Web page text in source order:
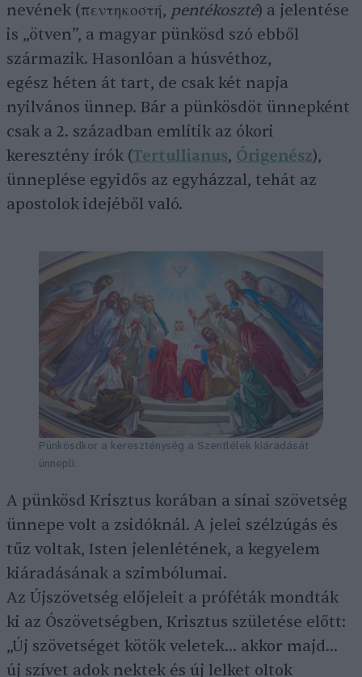
nevének (πεντηκοστή, pentékoszté) a jelentése
is „ötven”, a magyar pünkösd szó ebből
származik. Hasonlóan a húsvéthoz,
egész héten át tart, de csak két napja
nyilvános ünnep. Bár a pünkösdöt ünnepként
csak a 2. században említik az ókori
keresztény írók (Tertullianus, Órigenész),
ünneplése egyidős az egyházzal, tehát az
apostolok idejéből való.
Pünkösdkor a kereszténység a Szentlélek kiáradását
ünnepli.
A pünkösd Krisztus korában a sínai szövetség
ünnepe volt a zsidóknál. A jelei szélzúgás és
tűz voltak, Isten jelenlétének, a kegyelem
kiáradásának a szimbólumai.
Az Újszövetség előjeleit a próféták mondták
ki az Ószövetségben, Krisztus születése előtt:
„Új szövetséget kötök veletek… akkor majd…
új szívet adok nektek és új lelket oltok